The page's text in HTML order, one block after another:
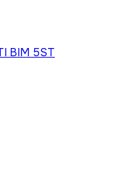
BIM 5ST